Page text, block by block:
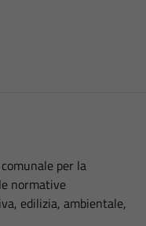
per la
normative
edilizia, ambientale,